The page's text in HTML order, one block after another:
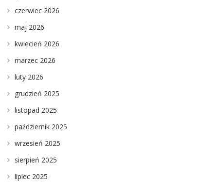
czerwiec 2026
maj 2026
kwiecień 2026
marzec 2026
luty 2026
grudzień 2025
listopad 2025
październik 2025
wrzesień 2025
sierpień 2025
lipiec 2025